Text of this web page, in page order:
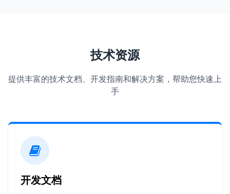
技术资源
提供丰富的技术文档、开发指南和解决方案，帮助您快速上
手
开发文档